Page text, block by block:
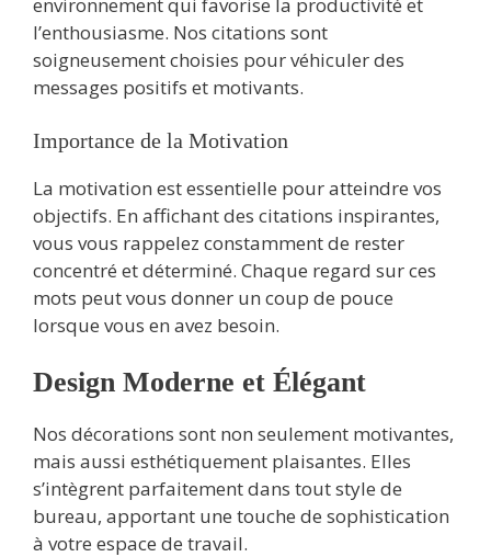
l’enthousiasme. Nos citations sont
soigneusement choisies pour véhiculer des
messages positifs et motivants.
Importance de la Motivation
La motivation est essentielle pour atteindre vos
objectifs. En affichant des citations inspirantes,
vous vous rappelez constamment de rester
concentré et déterminé. Chaque regard sur ces
mots peut vous donner un coup de pouce
lorsque vous en avez besoin.
Design Moderne et Élégant
Nos décorations sont non seulement motivantes,
mais aussi esthétiquement plaisantes. Elles
s’intègrent parfaitement dans tout style de
bureau, apportant une touche de sophistication
à votre espace de travail.